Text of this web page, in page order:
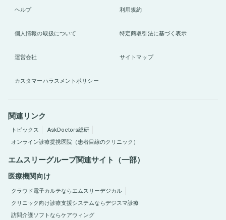
ヘルプ 利用規約
個人情報の取扱について 特定商取引法に基づく表示
運営会社 サイトマップ
カスタマーハラスメントポリシー
関連リンク
トピックス
AskDoctors総研
オンライン診療提携医院（患者目線のクリニック）
エムスリーグループ関連サイト（一部）
医療機関向け
クラウド電子カルテならエムスリーデジカル
クリニック向け診療支援システムならデジスマ診療
訪問介護ソフトならケアウィング